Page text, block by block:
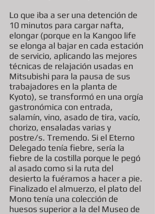
Lo que iba a ser una detención de
10 minutos para cargar nafta,
elongar (porque en la Kangoo life
se elonga al bajar en cada estación
de servicio, aplicando las mejores
técnicas de relajación usadas en
Mitsubishi para la pausa de sus
trabajadores en la planta de
Kyoto), se transformó en una orgía
gastronómica con entrada,
salamín, vino, asado de tira, vacío,
chorizo, ensaladas varias y
postre/s. Tremendo. Si el Eterno
Delegado tenía fiebre, sería la
fiebre de la costilla porque le pegó
al asado como si la ruta del
desierto la fuéramos a hacer a pie.
Finalizado el almuerzo, el plato del
Mono tenía una colección de
huesos superior a la del Museo de